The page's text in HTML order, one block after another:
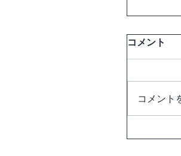
コメント
コメント